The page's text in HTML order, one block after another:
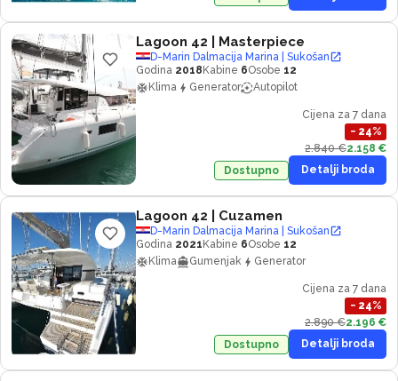
Lagoon 42 | Masterpiece
D-Marin Dalmacija Marina | Sukošan
Godina 2018 Kabine 6Osobe 12
Klima
Generator Autopilot
Cijena za 7 dana
− 24%
2.840 €2.158 €
Dostupno
Detalji broda
Lagoon 42 | Cuzamen
D-Marin Dalmacija Marina | Sukošan
Godina 2021 Kabine 6Osobe 12
Klima
Gumenjak Generator
Cijena za 7 dana
− 24%
2.890 €2.196 €
Dostupno
Detalji broda